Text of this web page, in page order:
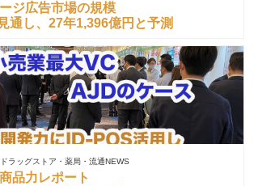
ジ広告市場の規模
通し、27年1,396億円と予測
ドラッグストア・薬局・流通NEWS
品力レポート